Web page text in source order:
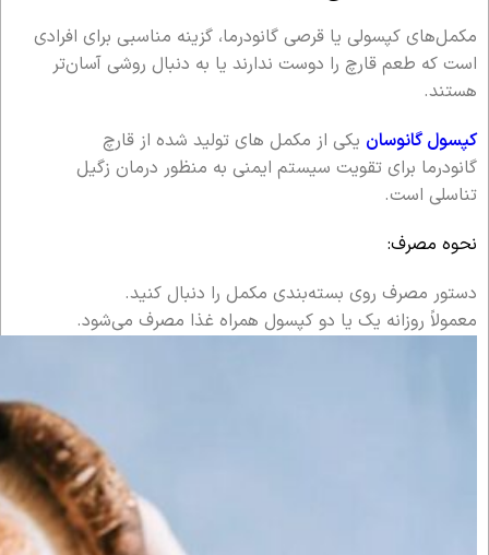
مکمل‌های کپسولی یا قرصی گانودرما، گزینه مناسبی برای افرادی
است که طعم قارچ را دوست ندارند یا به دنبال روشی آسان‌تر
هستند.
کپسول گانوسان یکی از مکمل های تولید شده از قارچ
گانودرما برای تقویت سیستم ایمنی به منظور درمان زگیل
تناسلی است.
نحوه مصرف:
دستور مصرف روی بسته‌بندی مکمل را دنبال کنید.
معمولاً روزانه یک یا دو کپسول همراه غذا مصرف می‌شود.